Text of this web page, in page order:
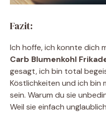
Fazit:
Ich hoffe, ich konnte dich
Carb Blumenkohl
gesagt, ich bin total
Köstlichkeiten und ich bin
sein. Warum du sie
Weil sie einfach